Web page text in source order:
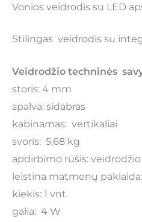
Vonios veidrodis su LED
Stilingas veidrodis su
Veidrodžio techninės
storis: 4 mm
spalva: sidabras
kabinamas: vertikaliai
svoris: 5,68 kg
apdirbimo rūšis:
leistina matmenų
kiekis: 1 vnt.
galia: 4 W